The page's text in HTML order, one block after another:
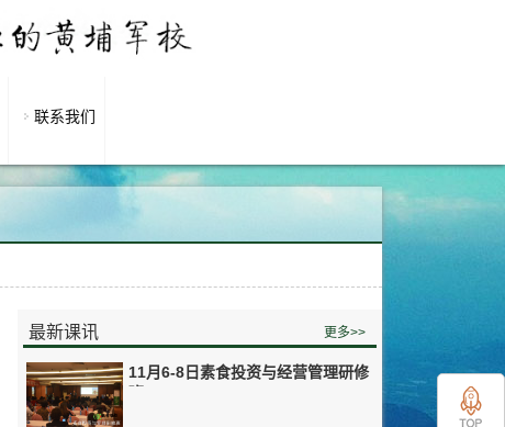
联系我们
最新课讯 更多>>
11月6-8日素食投资与经营管理研修